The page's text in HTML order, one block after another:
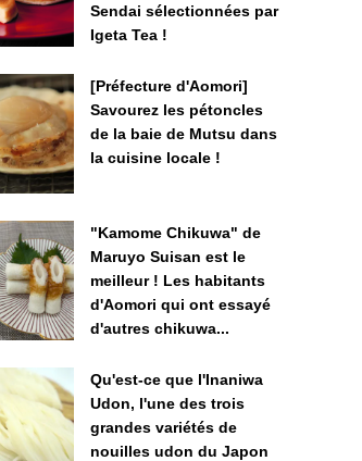
Sendai sélectionnées par
Igeta Tea !
[Préfecture d'Aomori]
Savourez les pétoncles
de la baie de Mutsu dans
la cuisine locale !
"Kamome Chikuwa" de
Maruyo Suisan est le
meilleur ! Les habitants
d'Aomori qui ont essayé
d'autres chikuwa...
Qu'est-ce que l'Inaniwa
Udon, l'une des trois
grandes variétés de
nouilles udon du Japon